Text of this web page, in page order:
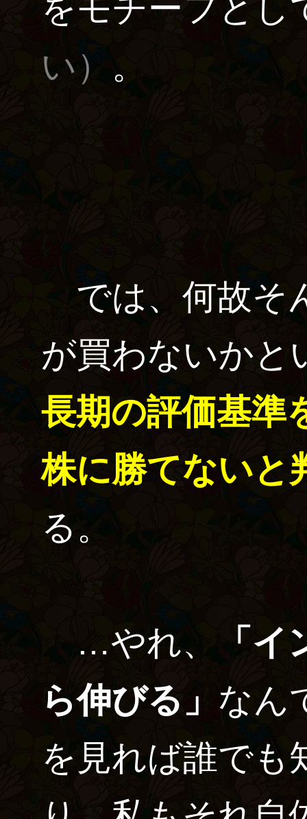
をモチーフとし
い） 。
では、何故そ
が買わないか
長期の評価基準
株に勝てないと
る。
…やれ、
「
ら伸びる」 なん
を見れば誰でも